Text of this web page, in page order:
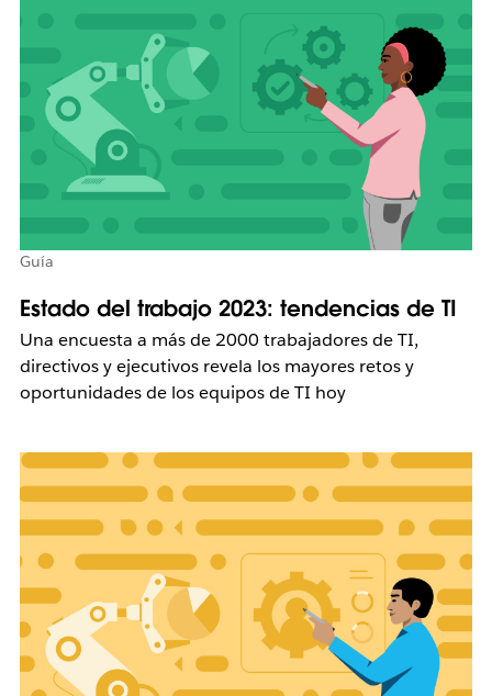
Guía
Estado del trabajo 2023: tendencias de TI
Una encuesta a más de 2000 trabajadores de TI,
directivos y ejecutivos revela los mayores retos y
oportunidades de los equipos de TI hoy